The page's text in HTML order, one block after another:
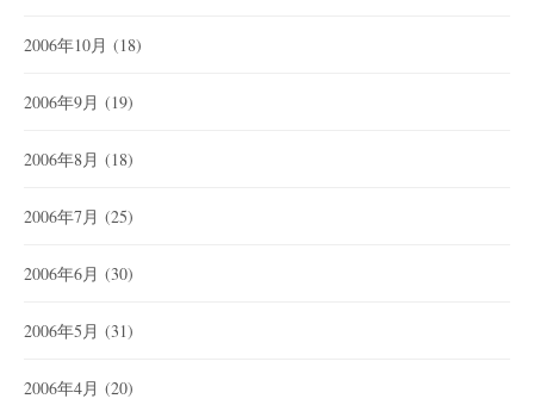
2006年10月 (18)
2006年9月 (19)
2006年8月 (18)
2006年7月 (25)
2006年6月 (30)
2006年5月 (31)
2006年4月 (20)